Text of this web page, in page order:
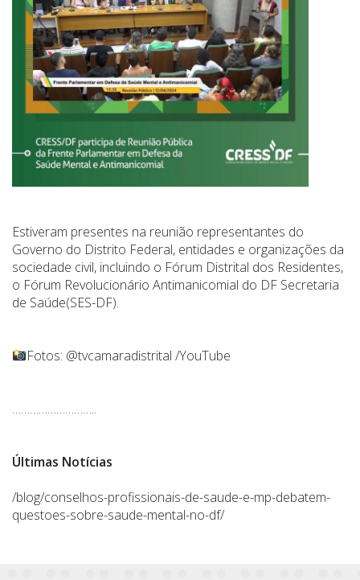
Estiveram presentes na reunião representantes do
Governo do Distrito Federal, entidades e organizações da
sociedade civil, incluindo o Fórum Distrital dos Residentes,
o Fórum Revolucionário Antimanicomial do DF Secretaria
de Saúde(SES-DF).
Fotos: @tvcamaradistrital /YouTube
………………………..
Últimas Notícias
/blog/conselhos-profissionais-de-saude-e-mp-debatem-
questoes-sobre-saude-mental-no-df/